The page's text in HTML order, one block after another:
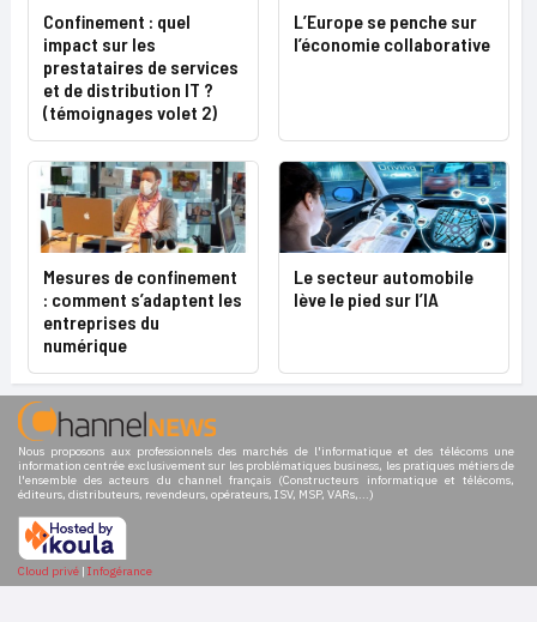
Confinement : quel
impact sur les
prestataires de services
et de distribution IT ?
(témoignages volet 2)
L’Europe se penche sur
l’économie collaborative
Mesures de confinement
: comment s’adaptent les
entreprises du
numérique
Le secteur automobile
lève le pied sur l’IA
Nous proposons aux professionnels des marchés de l'informatique et des télécoms une
information centrée exclusivement sur les problématiques business, les pratiques métiers de
l'ensemble des acteurs du channel français (Constructeurs informatique et télécoms,
éditeurs, distributeurs, revendeurs, opérateurs, ISV, MSP, VARs,...)
Cloud privé | Infogérance